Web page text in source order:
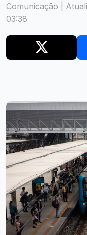
Comunicação |
03:38